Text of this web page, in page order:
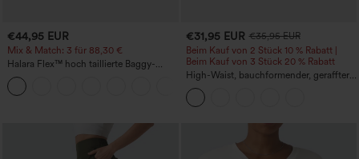
€44,95 EUR
Mix & Match: 3 für 88,30 €
Halara Flex™ hoch taillierte Baggy-
Jeans mit Taschen, weitem Bein,
stonewashed, lässig
€31,95 EUR €35,95 EUR
Beim Kauf von 2 Stück 10 % Rabatt |
Beim Kauf von 3 Stück 20 % Rabatt
High-Waist, bauchformender, geraffter
Midirock mit geschwungenem Saum, 2-
in-1 Fleece/PU, lässig